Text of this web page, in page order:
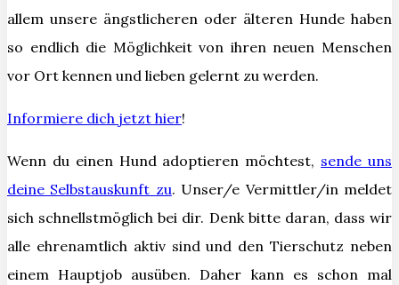
allem unsere ängstlicheren oder älteren Hunde haben
so endlich die Möglichkeit von ihren neuen Menschen
vor Ort kennen und lieben gelernt zu werden.
Informiere dich jetzt hier!
Wenn du einen Hund adoptieren möchtest, sende uns
deine Selbstauskunft zu. Unser/e Vermittler/in meldet
sich schnellstmöglich bei dir. Denk bitte daran, dass wir
alle ehrenamtlich aktiv sind und den Tierschutz neben
einem Hauptjob ausüben. Daher kann es schon mal